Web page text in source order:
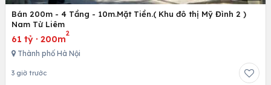
Bán 200m - 4 Tầng - 10m.Mặt Tiền.( Khu đô thị Mỹ Đình 2 )
Nam Từ Liêm
61 tỷ · 200m
2
Thành phố Hà Nội
3 giờ trước